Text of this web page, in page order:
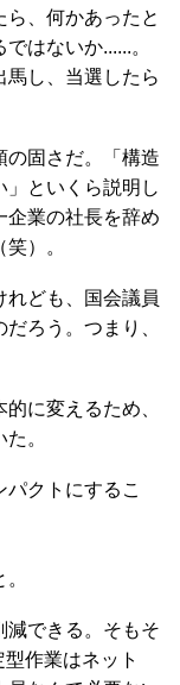
、何かあったと
はないか......。
馬し、当選したら
の固さだ。「構造
」といくら説明し
企業の社長を辞め
）。
れども、国会議員
ろう。つまり、
に変えるため、
。
クトにするこ
減できる。そもそ
作業はネット